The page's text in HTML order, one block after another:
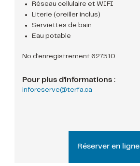
Réseau cellulaire et WIFI
Literie (oreiller inclus)
Serviettes de bain
Eau potable
No d'enregistrement 627510
Pour plus d'informations :
inforeserve@terfa.ca
Réserver en ligne